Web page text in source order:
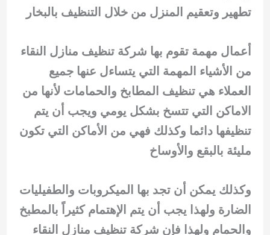
تطهير وتعقيم المنزل من خلال التنظيف بالبخار
أعمال مهمة تقوم بها شركة تنظيف منازل النقاء
من الأشياء المهمة التي يتساءل عنها جميع
العملاء هي تنظيف المطابخ والحمامات لأنها من
الاماكن التي تتسخ بشكل يومي ويجب أن يتم
تنظيفها دائما وكذلك فهي من الأماكن التي تكون
مليئة بالبقع والأوساخ
وكذلك يمكن أن تجد بها الميكروبات والطفيليات
الضارة ولهذا يجب أن يتم الإهتمام كثيراً بالمطبخ
والحمام ولهذا فإن شركة تنظيف منازل النقاء